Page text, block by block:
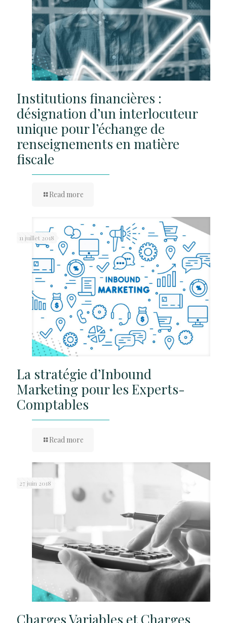
Institutions financières :
désignation d’un interlocuteur
unique pour l’échange de
renseignements en matière
fiscale
Read more
11 juillet 2018
La stratégie d’Inbound
Marketing pour les Experts-
Comptables
Read more
27 juin 2018
Charges Variables et Charges